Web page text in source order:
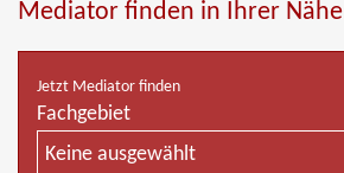
Mediator finden in Ihrer Nähe
Jetzt Mediator finden
Fachgebiet
Keine ausgewählt